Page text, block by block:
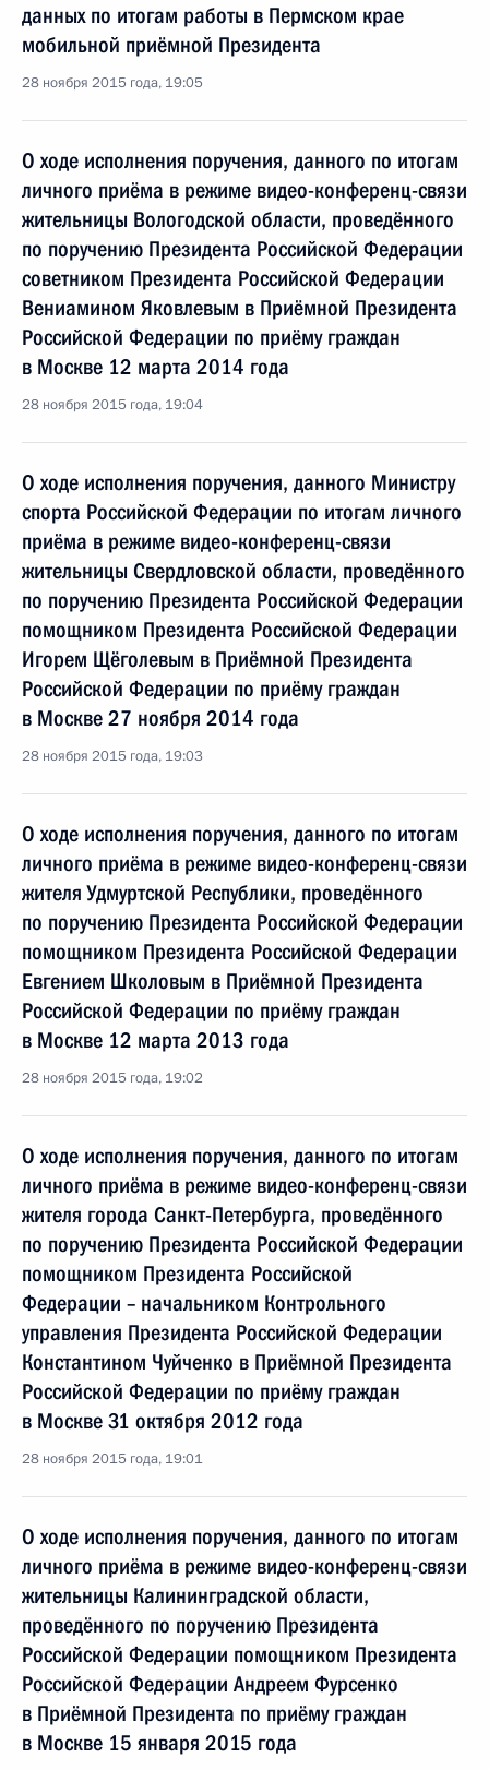
данных по итогам работы в Пермском крае
мобильной приёмной Президента
28 ноября 2015 года, 19:05
О ходе исполнения поручения, данного по итогам
личного приёма в режиме видео-конференц-связи
жительницы Вологодской области, проведённого
по поручению Президента Российской Федерации
советником Президента Российской Федерации
Вениамином Яковлевым в Приёмной Президента
Российской Федерации по приёму граждан
в Москве 12 марта 2014 года
28 ноября 2015 года, 19:04
О ходе исполнения поручения, данного Министру
спорта Российской Федерации по итогам личного
приёма в режиме видео-конференц-связи
жительницы Свердловской области, проведённого
по поручению Президента Российской Федерации
помощником Президента Российской Федерации
Игорем Щёголевым в Приёмной Президента
Российской Федерации по приёму граждан
в Москве 27 ноября 2014 года
28 ноября 2015 года, 19:03
О ходе исполнения поручения, данного по итогам
личного приёма в режиме видео-конференц-связи
жителя Удмуртской Республики, проведённого
по поручению Президента Российской Федерации
помощником Президента Российской Федерации
Евгением Школовым в Приёмной Президента
Российской Федерации по приёму граждан
в Москве 12 марта 2013 года
28 ноября 2015 года, 19:02
О ходе исполнения поручения, данного по итогам
личного приёма в режиме видео-конференц-связи
жителя города Санкт-Петербурга, проведённого
по поручению Президента Российской Федерации
помощником Президента Российской
Федерации – начальником Контрольного
управления Президента Российской Федерации
Константином Чуйченко в Приёмной Президента
Российской Федерации по приёму граждан
в Москве 31 октября 2012 года
28 ноября 2015 года, 19:01
О ходе исполнения поручения, данного по итогам
личного приёма в режиме видео-конференц-связи
жительницы Калининградской области,
проведённого по поручению Президента
Российской Федерации помощником Президента
Российской Федерации Андреем Фурсенко
в Приёмной Президента по приёму граждан
в Москве 15 января 2015 года